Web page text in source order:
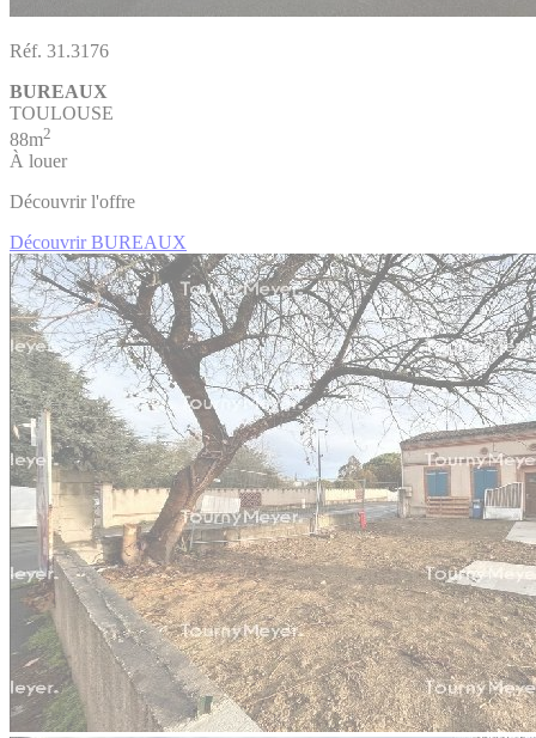
Réf. 31.3176
BUREAUX
TOULOUSE
88m2
À louer
Découvrir l'offre
Découvrir BUREAUX